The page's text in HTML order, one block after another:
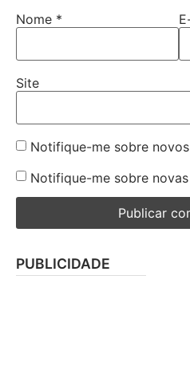
Nome *
Site
Notifique-me sobre
Notifique-me sobre
PUBLICIDADE